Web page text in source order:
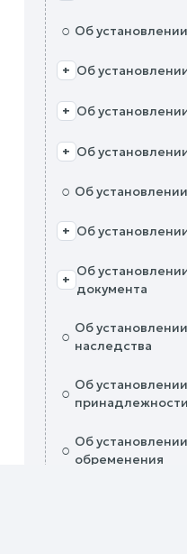
○ Об
+ Об
+ Об
+ Об
○ Об
+ Об
+
Об
документа
○ Об
наследства
○ Об
принадлежности
○ Об
обременения